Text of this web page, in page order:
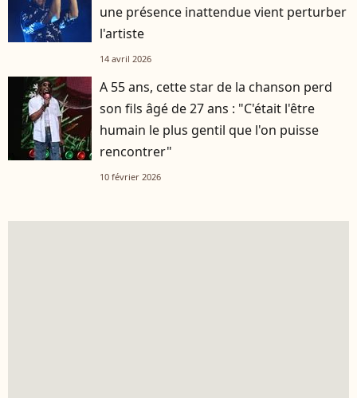
une présence inattendue vient perturber
l'artiste
14 avril 2026
A 55 ans, cette star de la chanson perd
son fils âgé de 27 ans : "C'était l'être
humain le plus gentil que l'on puisse
rencontrer"
10 février 2026